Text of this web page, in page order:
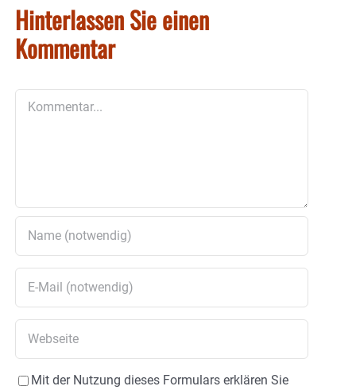
Hinterlassen Sie einen
Kommentar
Mit der Nutzung dieses Formulars erklären Sie